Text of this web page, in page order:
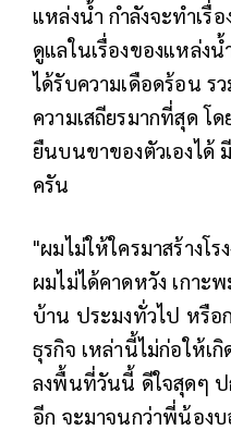
แหล่งน้ำ กำลังจะทำเรื่
ดูแลในเรื่องของแหล่ง
ได้รับความเดือดร้อน ร
ความเสถียรมากที่สุด โ
ยืนบนขาของตัวเองได้
ครัน
"ผมไม่ให้ใครมาสร้างโ
ผมไม่ได้คาดหวัง เกาะ
บ้าน ประมงทั่วไป หรือ
ธุรกิจ เหล่านี้ไม่ก่อให้เ
ลงพื้นที่วันนี้ ดีใจสุดๆ ป
อีก จะมาจนกว่าพี่น้อง